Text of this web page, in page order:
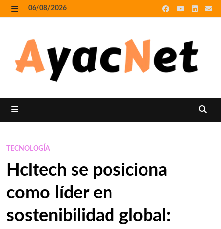
Skip
to
06/08/2026
TECNOLOGÍA
Hcltech se posiciona
como líder en
sostenibilidad global: